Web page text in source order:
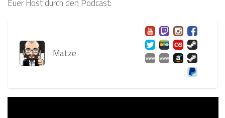
Euer Host durch den Podcast:
Matze